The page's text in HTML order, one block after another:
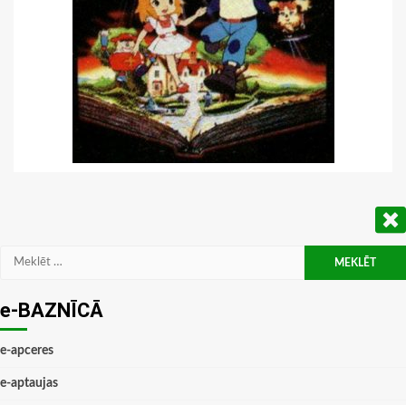
Meklēt:
e-BAZNĪCĀ
e-apceres
e-aptaujas